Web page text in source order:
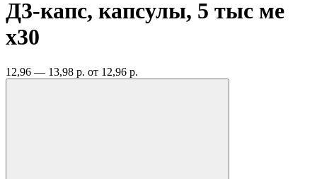
Д3-капс, капсулы, 5 тыс ме
x30
12,96 — 13,98 р. от 12,96 р.